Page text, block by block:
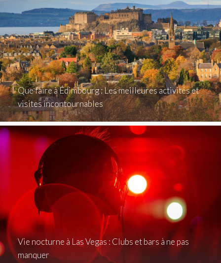
Que faire à Édimbourg : Les meilleures activités et
visites incontournables
Vie nocturne à Las Vegas : Clubs et bars à ne pas
manquer